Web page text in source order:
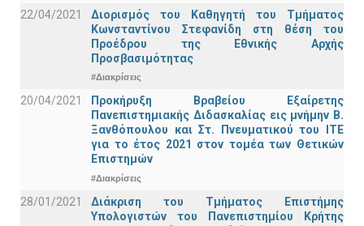
22/04/2021
Διορισμός του Καθηγητή του Τμήματος
Κωνσταντίνου Στεφανίδη στη θέση του
Προέδρου της Εθνικής Αρχής
Προσβασιμότητας
#Διακρίσεις
20/04/2021
Προκήρυξη Βραβείου Εξαίρετης
Πανεπιστημιακής Διδασκαλίας εις μνήμην Β.
Ξανθόπουλου και Στ. Πνευματικού του ΙΤΕ
για το έτος 2021 στον τομέα των Θετικών
Επιστημών
#Διακρίσεις
28/01/2021
Διάκριση του Τμήματος Επιστήμης
Υπολογιστών του Πανεπιστημίου Κρήτης